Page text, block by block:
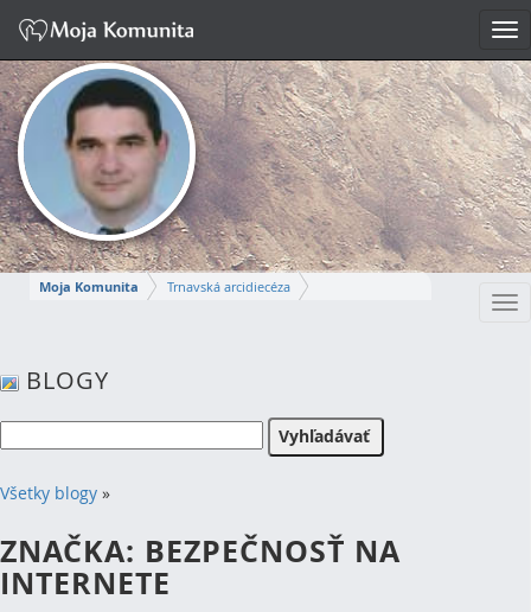
Moja Komunita
Trnavská arcidiecéza
MIROSLAV
BLOGY
Všetky blogy »
ZNAČKA: BEZPEČNOSŤ NA
INTERNETE